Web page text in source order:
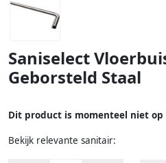
Saniselect
Geborsteld Staal
Dit product is momenteel niet op
Bekijk relevante sanitair: